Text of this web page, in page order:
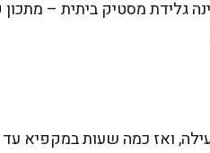
גלידת מסטיק ביתית –
– רק כ-15 דקות של עבודה פעילה, ואז כמה